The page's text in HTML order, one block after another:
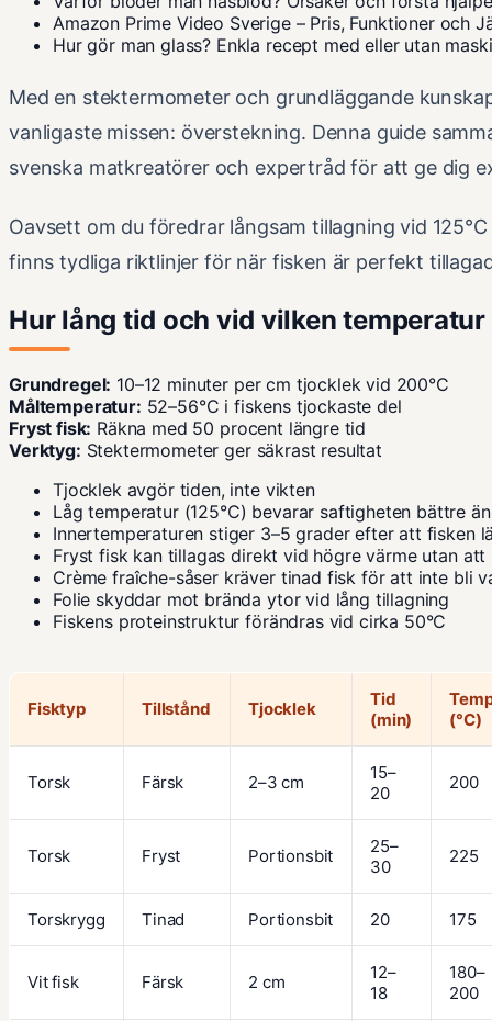
Amazon Prime Video Sverige – Pris, Funktioner och
Hur gör man glass? Enkla recept med eller utan
Med en stektermometer och grundläggande
vanligaste missen: överstekning. Denna guide
svenska matkreatörer och expertråd för att ge dig
Oavsett om du föredrar långsam tillagning vid
finns tydliga riktlinjer för när fisken är perfekt
Hur lång tid och vid vilken
Grundregel: 10–12 minuter per cm tjocklek vid 200°C
Måltemperatur: 52–56°C i fiskens tjockaste del
Fryst fisk: Räkna med 50 procent längre tid
Verktyg: Stektermometer ger säkrast resultat
Tjocklek avgör tiden, inte vikten
Låg temperatur (125°C) bevarar saftigheten bättre
Innertemperaturen stiger 3–5 grader efter att fisken
Fryst fisk kan tillagas direkt vid högre värme utan
Crème fraîche-såser kräver tinad fisk för att inte bli
Folie skyddar mot brända ytor vid lång tillagning
Fiskens proteinstruktur förändras vid cirka 50°C
Fisktyp Tillstånd Tjocklek
Tid
(min)
(°C)
Torsk Färsk 2–3 cm
15–
20
200
Torsk Fryst Portionsbit
25–
30
225
Torskrygg Tinad Portionsbit 20 175
Vit fisk Färsk 2 cm
12–
18
180–
200